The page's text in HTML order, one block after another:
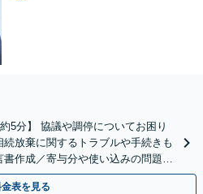
5分】 協議や調停についてお困り
放棄に関するトラブルや手続きも
作成／寄与分や使い込みの問題／
表を見る